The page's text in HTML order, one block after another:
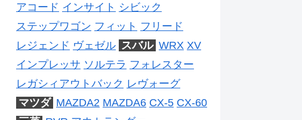
アコード インサイト シビック
ステップワゴン フィット フリード
レジェンド ヴェゼル スバル WRX XV
インプレッサ ソルテラ フォレスター
レガシィアウトバック レヴォーグ
マツダ MAZDA2 MAZDA6 CX-5 CX-60